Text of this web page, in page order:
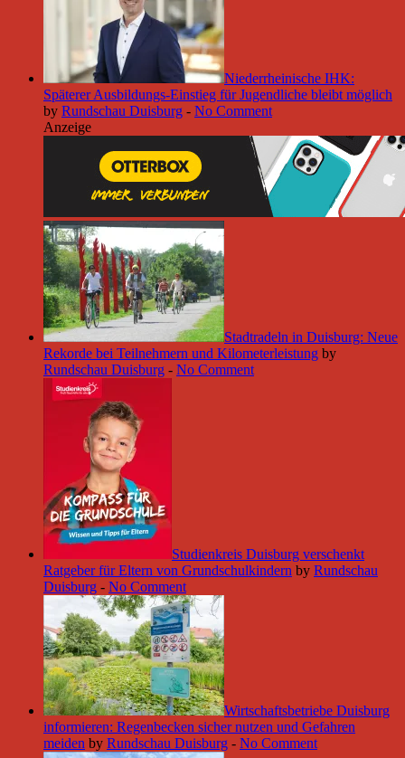
Niederrheinische IHK:
Späterer Ausbildungs-Einstieg für Jugendliche bleibt möglich
by Rundschau Duisburg - No Comment
Anzeige
Stadtradeln in Duisburg: Neue
Rekorde bei Teilnehmern und Kilometerleistung by
Rundschau Duisburg - No Comment
Studienkreis Duisburg verschenkt
Ratgeber für Eltern von Grundschulkindern by Rundschau
Duisburg - No Comment
Wirtschaftsbetriebe Duisburg
informieren: Regenbecken sicher nutzen und Gefahren
meiden by Rundschau Duisburg - No Comment